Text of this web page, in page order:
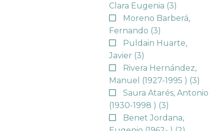
Clara Eugenia (3)
Moreno Barberá,
Fernando (3)
Puldain Huarte,
Javier (3)
Rivera Hernández,
Manuel (1927-1995 ) (3)
Saura Atarés, Antonio
(1930-1998 ) (3)
Benet Jordana,